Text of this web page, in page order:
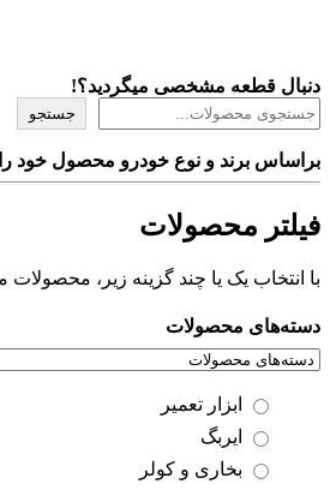
دنبال قطعه مشخصی میگردید؟!
جستجو
براساس برند و نوع خودرو محصول خود را
فیلتر محصولات
با انتخاب یک یا چند گزینه زیر، محصولات
دسته‌های محصولات
ابزار تعمیر
ایربگ
بخاری و کولر